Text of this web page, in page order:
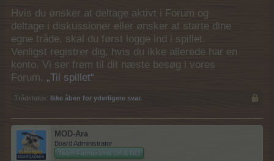
Hvis du ønsker at deltage aktivt i Forum og
deltage i diskussioner eller ønsker at starte dine
egne tråde, skal du først logge ind i spillet.
Venligst registrer dig, hvis du ikke allerede har en
konto. Vi ser frem til dit næste besøg i vores
Forum. „Til spillet“
Trådstatus: Ikke åben for yderligere svar.
MOD-Ara
Board Administrator
Team Farmerama DA & NO